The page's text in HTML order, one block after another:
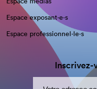
Espace exposant·e⋅s
Espace professionnel·le⋅s
Inscrivez-